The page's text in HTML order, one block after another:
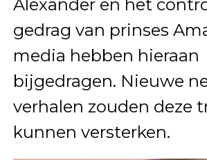
Alexander en het
gedrag van prinses
media hebben hieraan
bijgedragen. Nieuwe
verhalen zouden deze
kunnen versterken.